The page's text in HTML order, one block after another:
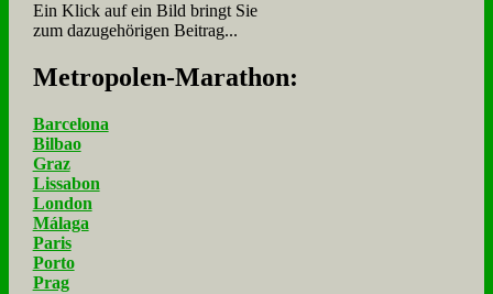
Ein Klick auf ein Bild bringt Sie
zum dazugehörigen Beitrag...
Me­tro­po­len-Ma­ra­thon:
Barcelona
Bilbao
Graz
Lissabon
London
Málaga
Paris
Porto
Prag